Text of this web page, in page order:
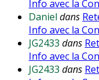
Info avec la
Daniel dans
Info avec la
JG2433 dans
Info avec la
JG2433 dans